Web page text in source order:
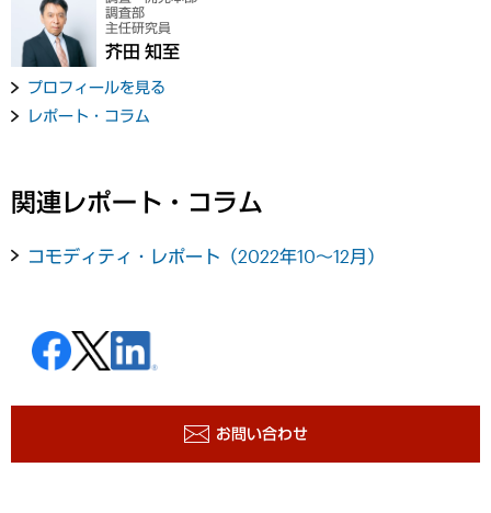
調査部
主任研究員
芥田 知至
プロフィールを見る
レポート・コラム
関連レポート・コラム
コモディティ・レポート（2022年10～12月）
お問い合わせ